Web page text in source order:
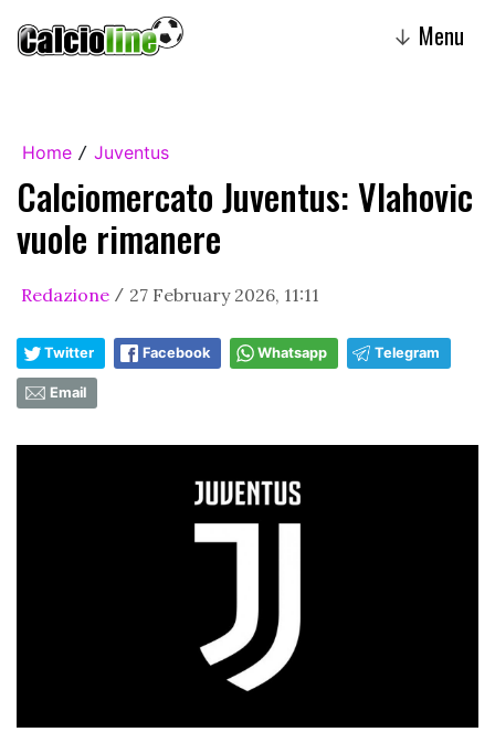
↓ Menu
Home / Juventus
Calciomercato Juventus: Vlahovic
vuole rimanere
Redazione / 27 February 2026, 11:11
Twitter Facebook Whatsapp Telegram
Email